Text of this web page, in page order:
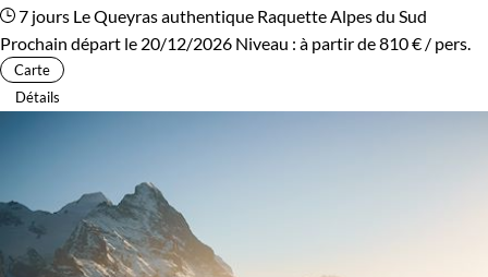
7 jours Le Queyras authentique Raquette Alpes du Sud
Prochain départ le 20/12/2026 Niveau : à partir de810 € / pers.
Carte
Détails